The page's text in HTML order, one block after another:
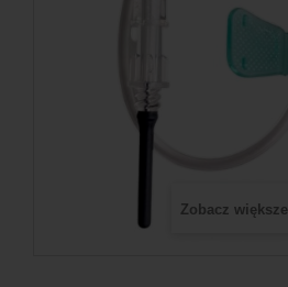
Zobacz większe